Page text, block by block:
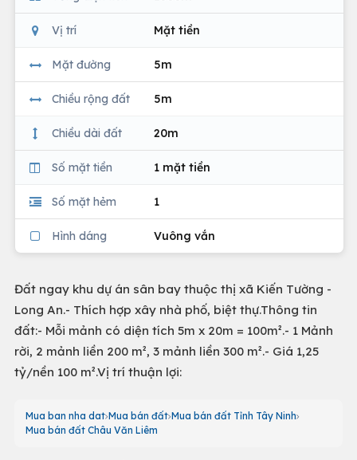
Vị trí Mặt tiền
Mặt đường 5m
Chiều rộng đất 5m
Chiều dài đất 20m
Số mặt tiền 1 mặt tiền
Số mặt hẻm 1
Hình dáng Vuông vắn
Đất ngay khu dự án sân bay thuộc thị xã Kiến Tường -
Long An.- Thích hợp xây nhà phố, biệt thự.Thông tin
đất:- Mỗi mảnh có diện tích 5m x 20m = 100m².- 1 Mảnh
rời, 2 mảnh liền 200 m², 3 mảnh liền 300 m².- Giá 1,25
tỷ/nền 100 m².Vị trí thuận lợi:
Mua ban nha dat Mua bán đất Mua bán đất Tỉnh Tây Ninh
Mua bán đất Châu Văn Liêm